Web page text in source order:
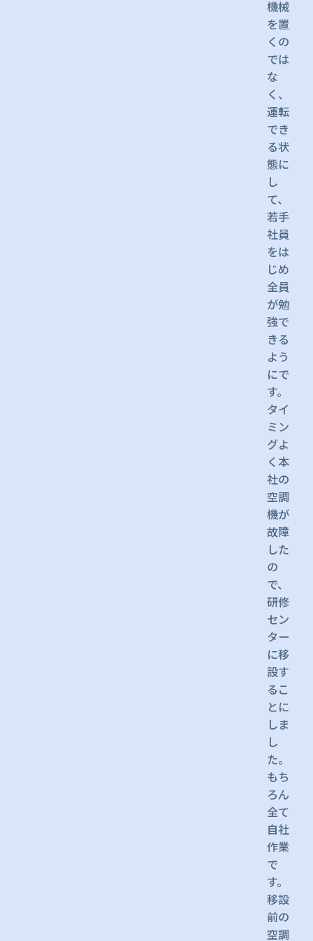
機械
を置
くの
では
な
く、
運転
でき
る状
態に
し
て、
若手
社員
をは
じめ
全員
が勉
強で
きる
よう
にで
す。
タイ
ミン
グよ
く本
社の
空調
機が
故障
した
の
で、
研修
セン
ター
に移
設す
るこ
とに
しま
し
た。
もち
ろん
全て
自社
作業
で
す。
移設
前の
空調